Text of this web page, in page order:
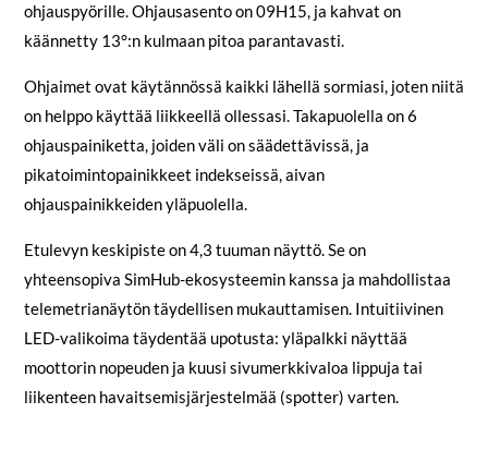
ohjauspyörille. Ohjausasento on 09H15, ja kahvat on
käännetty 13°:n kulmaan pitoa parantavasti.
Ohjaimet ovat käytännössä kaikki lähellä sormiasi, joten niitä
on helppo käyttää liikkeellä ollessasi. Takapuolella on 6
ohjauspainiketta, joiden väli on säädettävissä, ja
pikatoimintopainikkeet indekseissä, aivan
ohjauspainikkeiden yläpuolella.
Etulevyn keskipiste on 4,3 tuuman näyttö. Se on
yhteensopiva SimHub-ekosysteemin kanssa ja mahdollistaa
telemetrianäytön täydellisen mukauttamisen. Intuitiivinen
LED-valikoima täydentää upotusta: yläpalkki näyttää
moottorin nopeuden ja kuusi sivumerkkivaloa lippuja tai
liikenteen havaitsemisjärjestelmää (spotter) varten.